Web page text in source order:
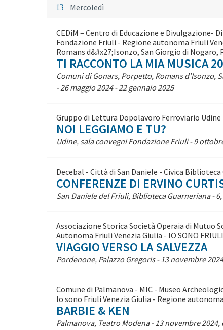
13 Mercoledì
CEDiM – Centro di Educazione e Divulgazione-
Fondazione Friuli - Regione autonoma Friuli
Romans d&#x27;Isonzo, San Giorgio di Nogaro,
TI RACCONTO LA MIA MUSICA
Comuni di Gonars, Porpetto, Romans d'Isonzo,
- 26 maggio 2024 - 22 gennaio 2025
Gruppo di Lettura Dopolavoro Ferroviario Udine
NOI LEGGIAMO E TU?
Udine, sala convegni Fondazione Friuli - 9
Decebal - Città di San Daniele - Civica
CONFERENZE DI ERVINO
San Daniele del Friuli, Biblioteca Guarneriana -
Associazione Storica Società Operaia di Mutuo
Autonoma Friuli Venezia Giulia - IO SONO
VIAGGIO VERSO LA SALVEZZA
Pordenone, Palazzo Gregoris - 13 novembre
Comune di Palmanova - MIC - Museo
Io sono Friuli Venezia Giulia - Regione
BARBIE & KEN
Palmanova, Teatro Modena - 13 novembre 2024,